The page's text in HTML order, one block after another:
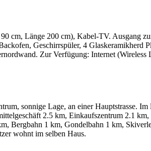
cm, Länge 200 cm), Kabel-TV. Ausgang
Geschirrspüler, 4 Glaskeramikherd
Zur Verfügung: Internet
sonnige Lage, an einer Hauptstrasse.
2.5 km, Einkaufszentrum 2.1
Bergbahn 1 km, Gondelbahn 1 km,
wohnt im selben Haus.